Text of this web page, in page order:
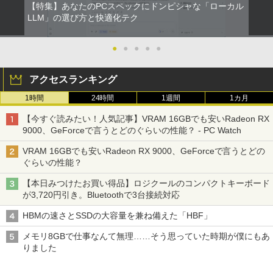
【特集】あなたのPCスペックにドンピシャな「ローカル
LLM」の選び方と快適化テク
● ● ● ● ●
アクセスランキング
1時間 24時間 1週間 1カ月
【今すぐ読みたい！人気記事】VRAM 16GBでも安いRadeon RX
9000、GeForceで言うとどのぐらいの性能？ - PC Watch
VRAM 16GBでも安いRadeon RX 9000、GeForceで言うとどの
ぐらいの性能？
【本日みつけたお買い得品】ロジクールのコンパクトキーボード
が3,720円引き。Bluetoothで3台接続対応
HBMの速さとSSDの大容量を兼ね備えた「HBF」
メモリ8GBで仕事なんて無理……そう思っていた時期が僕にもあ
りました